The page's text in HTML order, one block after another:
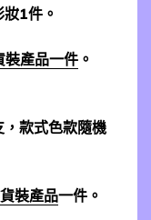
1件。
裝產品一件 。
款式色款隨機
裝產品一件。